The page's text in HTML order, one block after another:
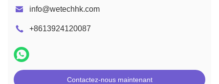
info@wetechhk.com
+8613924120087
Contactez-nous maintenant